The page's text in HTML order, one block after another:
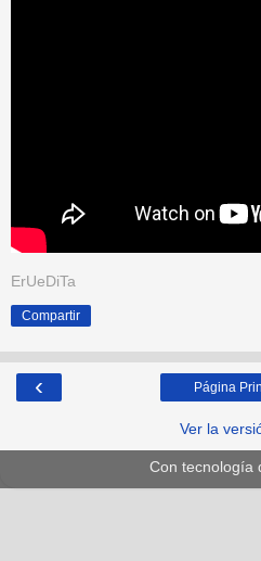
ErUeDiTa
Compartir
‹ Página
Ver la
Con tecnología